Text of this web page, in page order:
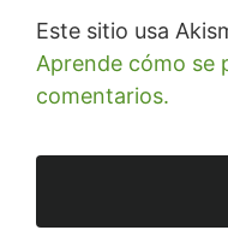
Este sitio usa
Aprende cómo se
comentarios.